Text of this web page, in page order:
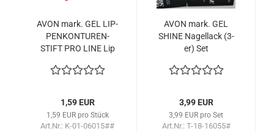
AVON mark. GEL LIP­
PEN­KON­TU­REN­
STIFT PRO LINE Lip
Anything Goes
1,59 EUR
1,59 EUR pro Stück
Art.Nr.: K-01-06015##
AVON mark. GEL
SHINE Na­gel­lack (3-
er) Set
3,99 EUR
3,99 EUR pro Set
Art.Nr.: T-18-16055#